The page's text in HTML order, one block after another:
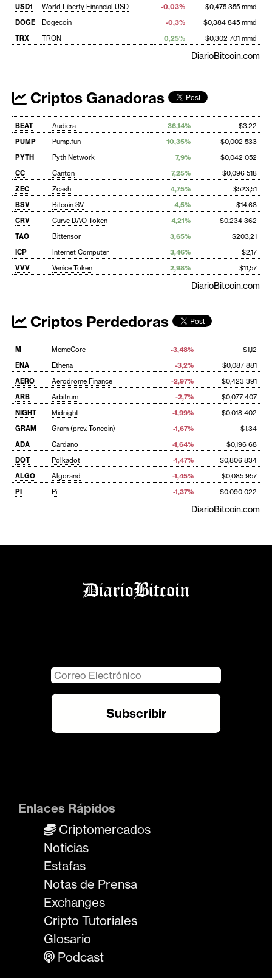
USD1 World Liberty Financial USD -0,03%
$0,475 355 mmd
DOGE
Dogecoin -0,3%
$0,384 845 mmd
TRX
TRON 0,25% $0,302 701 mmd
DiarioBitcoin.com
Criptos Ganadoras
BEAT Audiera 36,14%
$3,22
PUMP
Pump.fun 10,35%
$0,002 533
PYTH
Pyth Network 7,9%
$0,042 052
CC
Canton 7,25%
$0,096 518
ZEC
Zcash 4,75%
$523,51
BSV
Bitcoin SV 4,5%
$14,68
CRV
Curve DAO Token 4,21%
$0,234 362
TAO
Bittensor 3,65%
$203,21
ICP
Internet Computer 3,46%
$2,17
VVV
Venice Token 2,98% $11,57
DiarioBitcoin.com
Criptos Perdedoras
M MemeCore -3,48%
$1,12
ENA
Ethena -3,2%
$0,087 881
AERO
Aerodrome Finance -2,97%
$0,423 391
ARB
Arbitrum -2,7%
$0,077 407
NIGHT
Midnight -1,99%
$0,018 402
GRAM
Gram (prev. Toncoin) -1,67%
$1,34
ADA
Cardano -1,64%
$0,196 68
DOT
Polkadot -1,47%
$0,806 834
ALGO
Algorand -1,45%
$0,085 957
PI
Pi -1,37% $0,090 022
DiarioBitcoin.com
Enlaces Rápidos
Criptomercados
Noticias
Estafas
Notas de Prensa
Exchanges
Cripto Tutoriales
Glosario
Podcast